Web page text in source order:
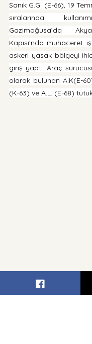
Sanık G.G. (E-66), 19
sıralarında
Gazimağusa’da
Kapısı’nda muhaceret
askeri yasak bölgeyi
giriş yaptı. Araç
olarak bulunan A.K(E-
(K-63) ve A.L. (E-68)